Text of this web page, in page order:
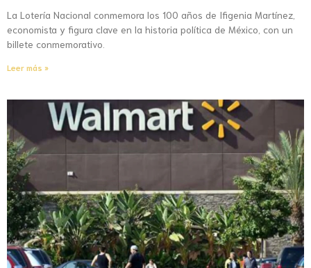
La Lotería Nacional conmemora los 100 años de Ifigenia Martínez,
economista y figura clave en la historia política de México, con un
billete conmemorativo.
Leer más »